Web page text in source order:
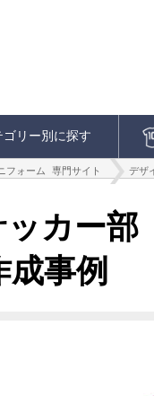
ゴリー別に探す
フォーム 専門サイト デザ
ッカ
事例